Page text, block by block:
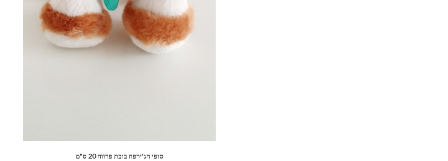
סופי הג'ירפה בובת פרווה 20 ס"מ